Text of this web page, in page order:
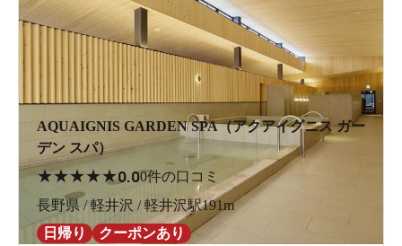
AQUAIGNIS GARDEN SPA（アクアイグニス ガー
デン スパ）
★★★★★0.00件の口コミ
長野県 / 軽井沢 / 軽井沢駅191m
日帰り
クーポンあり